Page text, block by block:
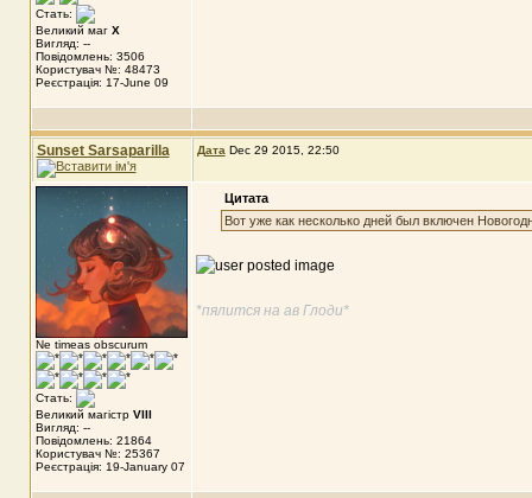
Стать:
Великий маг X
Вигляд: --
Повідомлень: 3506
Користувач №: 48473
Реєстрація: 17-June 09
Sunset Sarsaparilla Дата Dec 29 2015, 22:50
Ne timeas obscurum
Стать:
Великий магістр VIII
Вигляд: --
Повідомлень: 21864
Користувач №: 25367
Реєстрація: 19-January 07
Цитата
Вот уже как несколько дней был включен
*пялится на ав Глоди*